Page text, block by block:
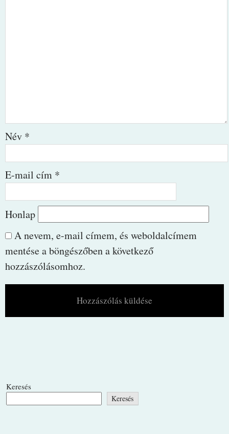
Név *
E-mail cím *
Honlap
A nevem, e-mail címem, és weboldalcímem
mentése a böngészőben a következő
hozzászólásomhoz.
Keresés
Keresés